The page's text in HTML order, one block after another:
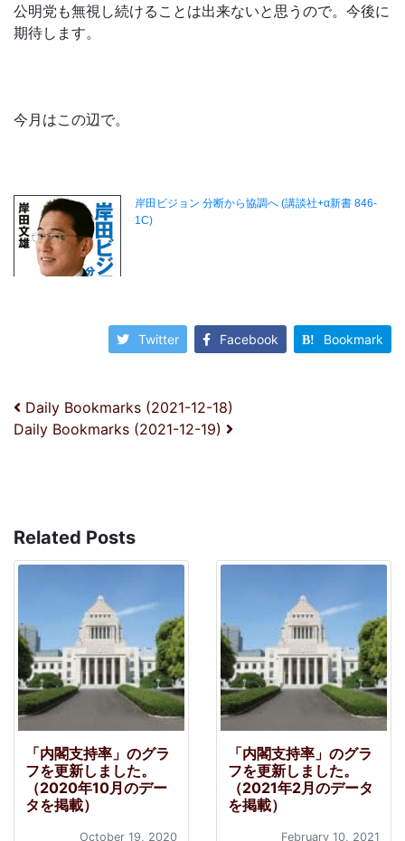
公明党も無視し続けることは出来ないと思うので。今後に
期待します。
今月はこの辺で。
Twitter Facebook Bookmark
投稿ナビゲーション
Daily Bookmarks (2021-12-18)
Daily Bookmarks (2021-12-19)
Related Posts
「内閣支持率」のグラ
フを更新しました。
（2020年10月のデー
タを掲載）
October 19, 2020
「内閣支持率」のグラ
フを更新しました。
（2021年2月のデータ
を掲載）
February 10, 2021